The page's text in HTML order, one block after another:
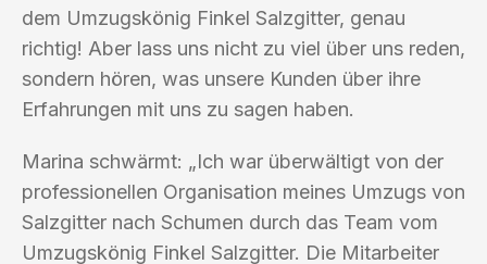
dem Umzugskönig Finkel Salzgitter, genau
richtig! Aber lass uns nicht zu viel über uns reden,
sondern hören, was unsere Kunden über ihre
Erfahrungen mit uns zu sagen haben.
Marina schwärmt: „Ich war überwältigt von der
professionellen Organisation meines Umzugs von
Salzgitter nach Schumen durch das Team vom
Umzugskönig Finkel Salzgitter. Die Mitarbeiter